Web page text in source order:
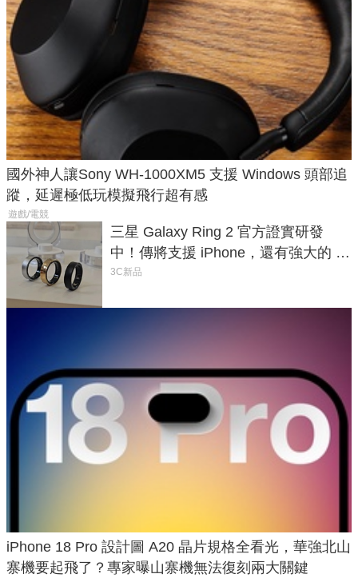
國外神人讓Sony WH-1000XM5 支援 Windows 頭部追
蹤，延遲極低玩模擬飛行超有感
遊戲/電競
三星 Galaxy Ring 2 官方證實研發
中！傳將支援 iPhone，還有強大的 AI
與智慧家電連動功能
3C新品
iPhone 18 Pro 設計圖 A20 晶片規格全看光，華強北山
寨機要起飛了？專家曝山寨機無法復刻兩大關鍵